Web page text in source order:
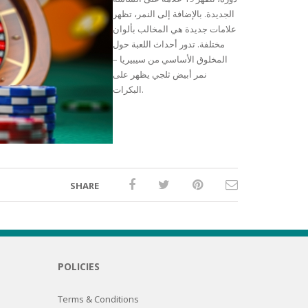
الجديدة. بالإضافة إلى النمر، تظهر
علامات جديدة هي المخالب بألوان
مختلفة. تدور أحداث اللعبة حول
المخلوق الأساسي من سيبيريا –
نمر أبيض ثلجي يظهر على
البكرات.
SHARE
POLICIES
Terms & Conditions